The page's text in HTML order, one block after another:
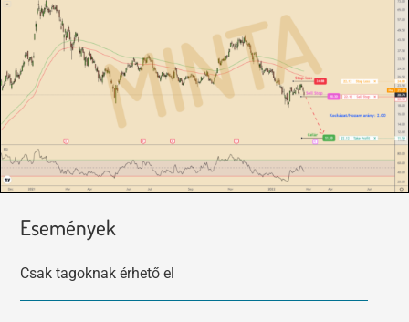
Események
Csak tagoknak érhető el